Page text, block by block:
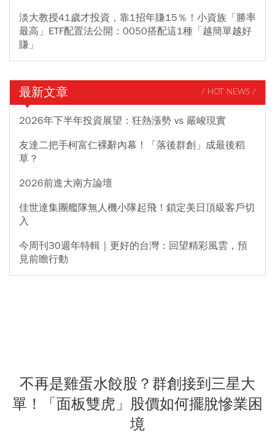
淡大教授41歲才投資，靠1招年賺15％！小資族「勝率
最高」ETF配置法公開：0050搭配這1種「越簡單越好
賺」
最新文章 / HOT NEWS /
2026年下半年投資展望：狂熱漲勢 vs 嚴峻現實
友達二把手柯富仁裸辭內幕！「落後群創」成最後稻
草？
2026前進大南方論壇
佳世達集團艦隊無人機小隊起飛！鎖定美日頂級客戶切
入
今周刊30週年特輯｜更好的台灣：回望精彩風雲，預
見前瞻行動
不再是雞蛋水餃股？群創接到三星大
單！「面板雙虎」股價如何擺脫慘業困
境